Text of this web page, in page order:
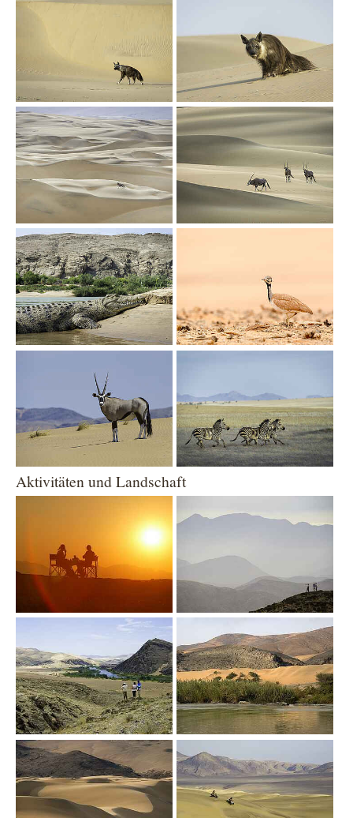
Show larger version Show larger version
Show larger version
Aktivitäten und Landschaft
Show larger version
Show larger version